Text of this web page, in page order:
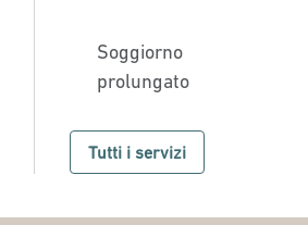
Soggiorno
prolungato
Tutti i servizi